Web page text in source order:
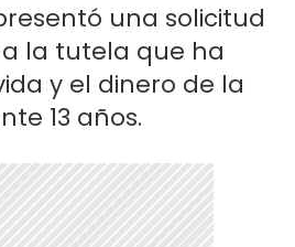
una solicitud
la tutela que ha
y el dinero de la
13 años.